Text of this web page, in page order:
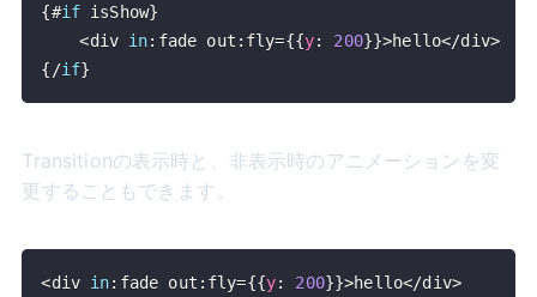
{#if isShow}
<div in: fade out : fly={{y: 200}}>hello</div>
{ /if}
Transitionの表示時と、非表示時のアニメーションを変
更することもできます。
<div in: fade out : fly={{y: 200}}>hello</div>